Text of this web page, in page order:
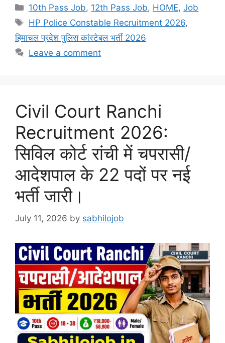
Categories
10th Pass Job, 12th Pass Job, HOME,Job
Tags
HP Police Constable Recruitment 2026,
हिमाचल प्रदेश पुलिस कांस्टेबल भर्ती 2026
Leave a comment
Civil Court Ranchi
Recruitment 2026:
सिविल कोर्ट रांची में चपरासी/
आदेशपाल के 22 पदों पर नई
भर्ती जारी।
July 11, 2026 by sabhilojob